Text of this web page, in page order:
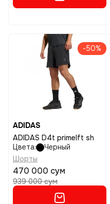
-50%
ADIDAS
ADIDAS D4t primelft sh
Цвета:
Черный
Шорты
470 000 сум
939 000 сум